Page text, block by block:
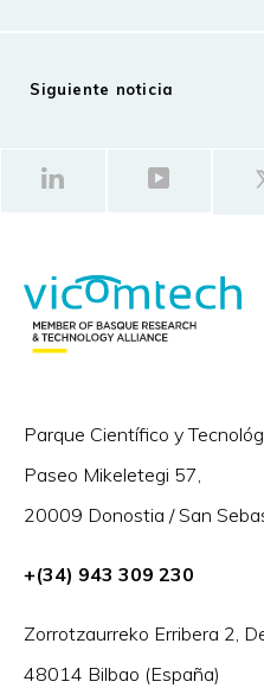
Siguiente noticia
Parque Científico y
Paseo Mikeletegi 57,
20009 Donostia / San
+(34) 943 309 230
Zorrotzaurreko Erribera 2,
48014 Bilbao (España)